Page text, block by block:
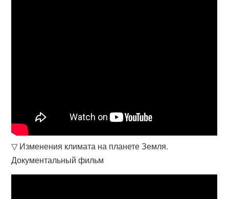
▽ Изменения климата на планете Земля.
Документальный фильм